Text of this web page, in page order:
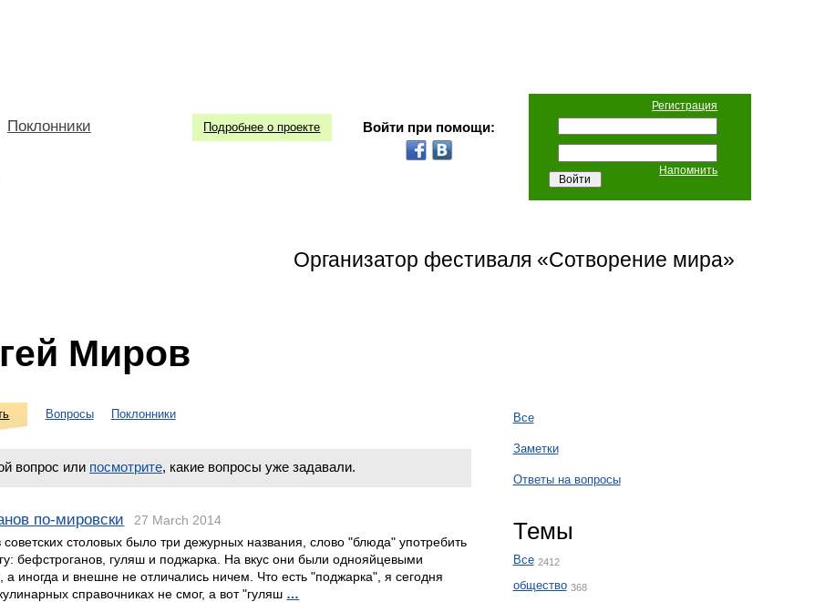
Регистрация
Напомнить
Войти при помощи:
Подробнее о проекте
Поклонники
Организатор фестиваля «Сотворение мира»
Миров
Вопросы Поклонники
вопрос или посмотрите, какие вопросы уже задавали.
по-мировски
27 March 2014
столовых было три дежурных названия, слово "блюда" употребить
бефстроганов, гуляш и поджарка. На вкус они были однояйцевыми
а иногда и внешне не отличались ничем. Что есть "поджарка", я сегодня
справочниках не смог, а вот "гуляш …
Все
Заметки
Ответы на вопросы
Темы
Все 2412
общество 368